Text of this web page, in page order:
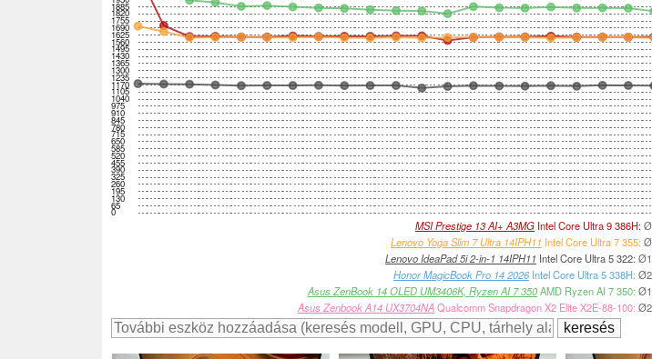
0
65
130
195
260
325
390
455
520
585
650
715
780
845
910
975
1040
1105
1170
1235
1300
1365
1430
1495
1560
1625
1690
1755
1820
1885
MSI Prestige 13 AI+ A3MG Intel Core Ultra 9 386H:
Lenovo Yoga Slim 7 Ultra 14IPH11 Intel Core Ultra 7 355:
Lenovo IdeaPad 5i 2-in-1 14IPH11 Intel Core Ultra 5 322:
Honor MagicBook Pro 14 2026Intel Core Ultra 5 338H:
Asus ZenBook 14 OLED UM3406K, Ryzen AI 7 350AMD Ryzen AI 7 350:
Asus Zenbook A14 UX3704NAQualcomm Snapdragon X2 Elite X2E-88-100: